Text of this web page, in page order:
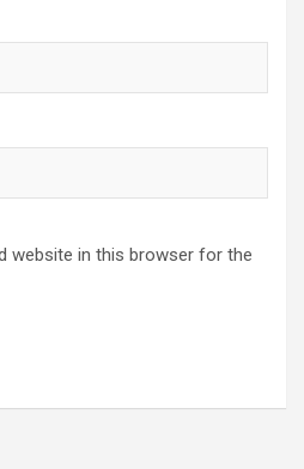
website in this browser for the